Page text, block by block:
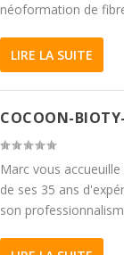
néoformation de
LIRE LA SUITE
COCOON-
Marc vous
de ses 35 ans
son